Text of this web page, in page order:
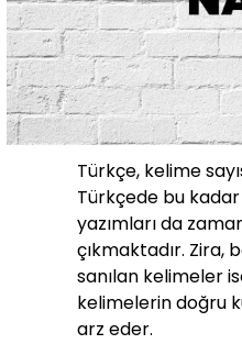
Türkçe, kelime
Türkçede bu
yazımları da
çıkmaktadır. Zira,
sanılan kelimeler
kelimelerin doğru
arz eder.